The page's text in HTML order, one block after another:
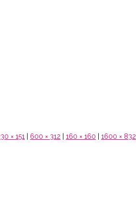
× 151 600 × 312 160 × 160
1600 × 832